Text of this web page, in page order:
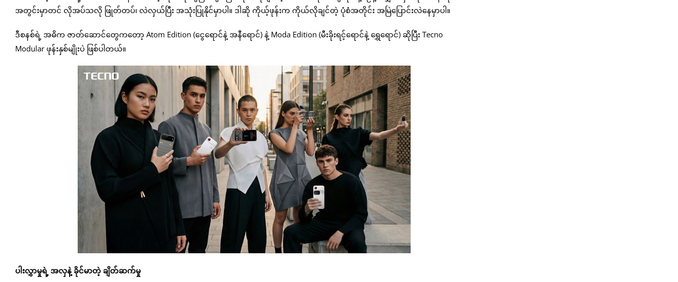
အတွင်းမှာတင် လိုအပ်သလို ဖြုတ်တပ်၊ လဲလှယ်ပြီး အသုံးပြုနိုင်မှာပါ။ ဒါဆို ကိုယ့်ဖုန်းက ကိုယ်လိုချင်တဲ့ ပုံစံအတိုင်း အမြဲပြောင်းလဲနေမှာပါ။
ဒီစနစ်ရဲ့ အဓိက ဇာတ်ဆောင်တွေကတော့ Atom Edition (ငွေရောင်နဲ့ အနီရောင်) နဲ့ Moda Edition (မီးခိုးရင့်ရောင်နဲ့ ရွှေရောင်) ဆိုပြီး Tecno
Modular ဖုန်းနှစ်မျိုးပဲ ဖြစ်ပါတယ်။
ပါးလွှာမှုရဲ့ အလှနဲ့ ခိုင်မာတဲ့ ချိတ်ဆက်မှု